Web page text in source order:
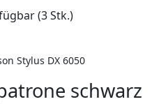
(3 Stk.)
Stylus DX 6050
schwarz